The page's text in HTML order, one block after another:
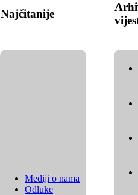
Najčitanije
Mediji o nama
Odluke